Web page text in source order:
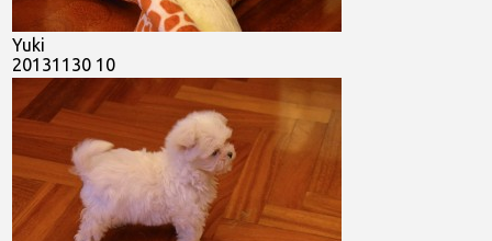
Yuki
20131130 10